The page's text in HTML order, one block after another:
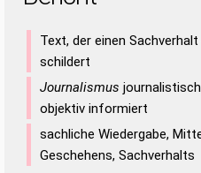
Text, der einen
schildert
Journalismus
objektiv informiert
sachliche Wiedergabe,
Geschehens, Sachverhalts